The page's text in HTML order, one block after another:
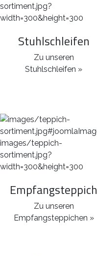
Stuhlschleifen
Zu unseren
Stuhlschleifen »
Empfangsteppich
Zu unseren
Empfangsteppichen »